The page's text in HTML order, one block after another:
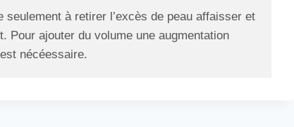
à retirer l’excès de peau affaisser et
Pour ajouter du volume une augmentation
nécéessaire.